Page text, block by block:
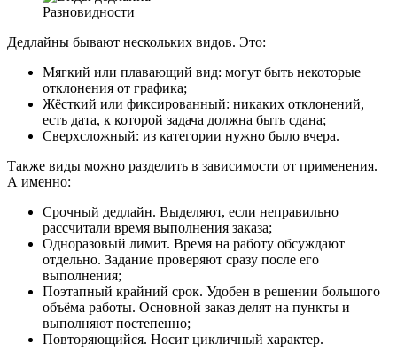
Разновидности
Дедлайны бывают нескольких видов. Это:
Мягкий или плавающий вид: могут быть некоторые
отклонения от графика;
Жёсткий или фиксированный: никаких отклонений,
есть дата, к которой задача должна быть сдана;
Сверхсложный: из категории нужно было вчера.
Также виды можно разделить в зависимости от применения.
А именно:
Срочный дедлайн. Выделяют, если неправильно
рассчитали время выполнения заказа;
Одноразовый лимит. Время на работу обсуждают
отдельно. Задание проверяют сразу после его
выполнения;
Поэтапный крайний срок. Удобен в решении большого
объёма работы. Основной заказ делят на пункты и
выполняют постепенно;
Повторяющийся. Носит цикличный характер.